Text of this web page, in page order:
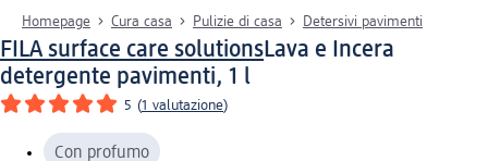
Homepage Cura casa Pulizie di casa Detersivi pavimenti
FILA surface care solutionsLava e Incera
detergente pavimenti, 1 l
5 (1 valutazione)
Con profumo